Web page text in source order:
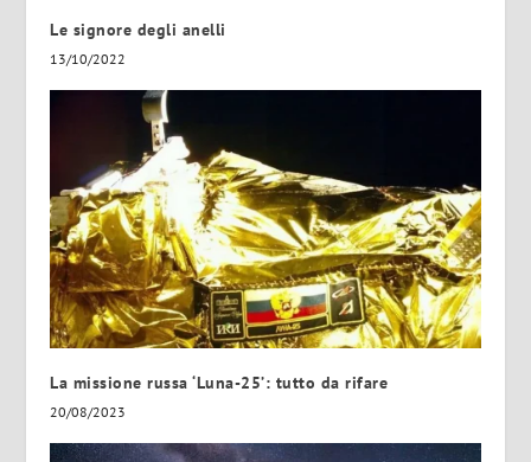
Le signore degli anelli
13/10/2022
La missione russa ‘Luna-25’: tutto da rifare
20/08/2023